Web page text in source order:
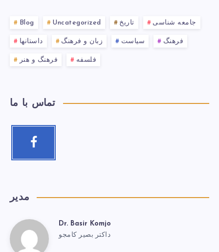
Blog Uncategorized تاریخ جامعه شناسی
داستانها زبان و فرهنگ سیاست فرهنگ
فرهنگ و هنر فلسفه
تماس با ما
مدیر
Dr. Basir Komjo
داکتر بصیر کامجو